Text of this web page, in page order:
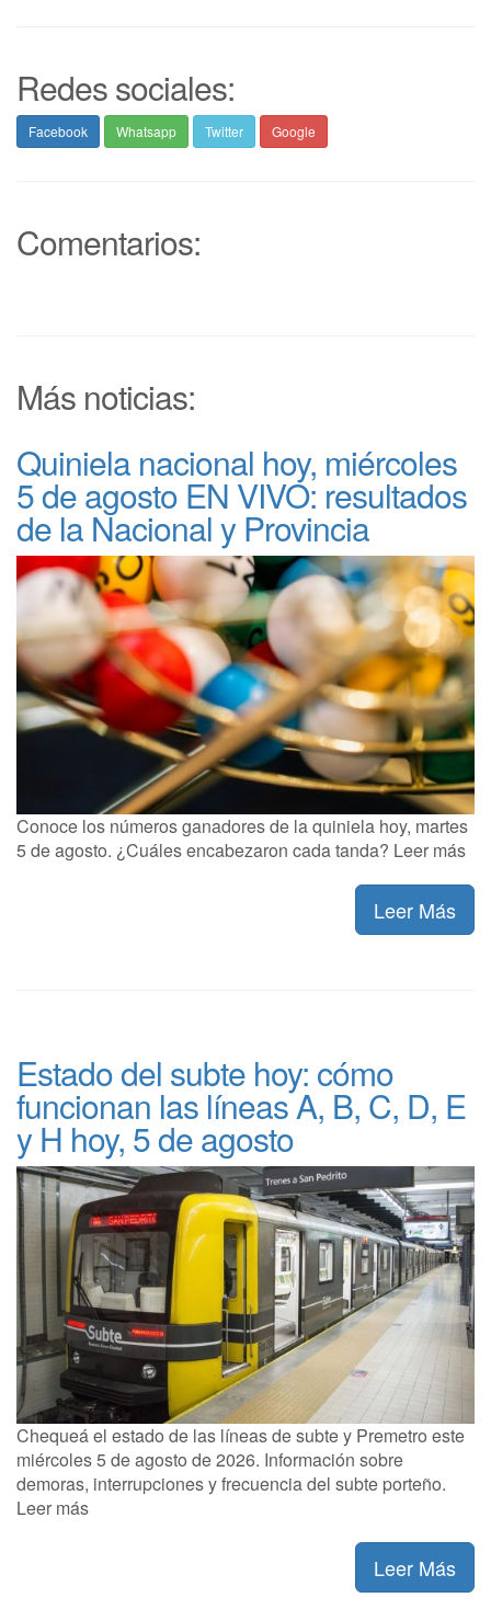
Redes sociales:
Facebook Whatsapp Twitter Google
Comentarios:
Más noticias:
Quiniela nacional hoy, miércoles
5 de agosto EN VIVO: resultados
de la Nacional y Provincia
Conoce los números ganadores de la quiniela hoy, martes
5 de agosto. ¿Cuáles encabezaron cada tanda? Leer más
Leer Más
Estado del subte hoy: cómo
funcionan las líneas A, B, C, D, E
y H hoy, 5 de agosto
Chequeá el estado de las líneas de subte y Premetro este
miércoles 5 de agosto de 2026. Información sobre
demoras, interrupciones y frecuencia del subte porteño.
Leer más
Leer Más